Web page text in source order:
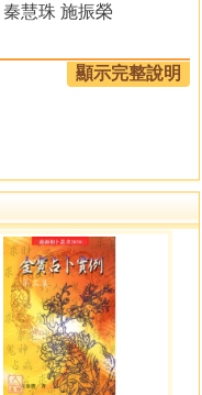
慧珠 施振榮
顯示完整說明